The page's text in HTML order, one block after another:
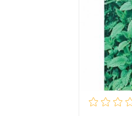
Высота
Растояние
растениями
Период